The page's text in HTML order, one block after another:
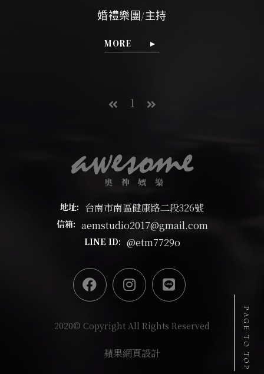
婚禮樂團/主持
MORE
1
地址: 台南市南區健康路二段326號
信箱: aemstudio2017@gmail.com
LINE ID: @etm7729o
2020© Copyright All Rights Reserved
蘋果網頁設計 PAGE TO TOP